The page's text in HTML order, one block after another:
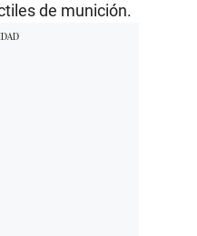
de munición.